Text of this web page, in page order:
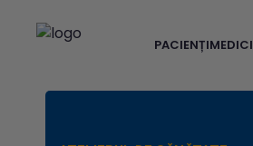
PACIENȚIMEDICI